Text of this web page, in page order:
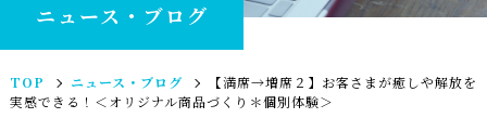
ニュース・ブログ
TOP ニュース・ブログ
【満席→増席２】お客さまが癒しや解放を
実感できる！＜オリジナル商品づくり＊個別体験＞